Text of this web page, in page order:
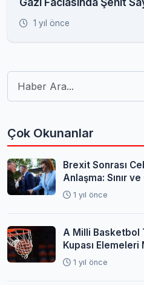
1 yıl önce
Çok Okunanlar
Brexit Sonrası
Anlaşma: Sınır
1 yıl önce
A Milli Basketbol
Kupası Elemeleri
1 yıl önce